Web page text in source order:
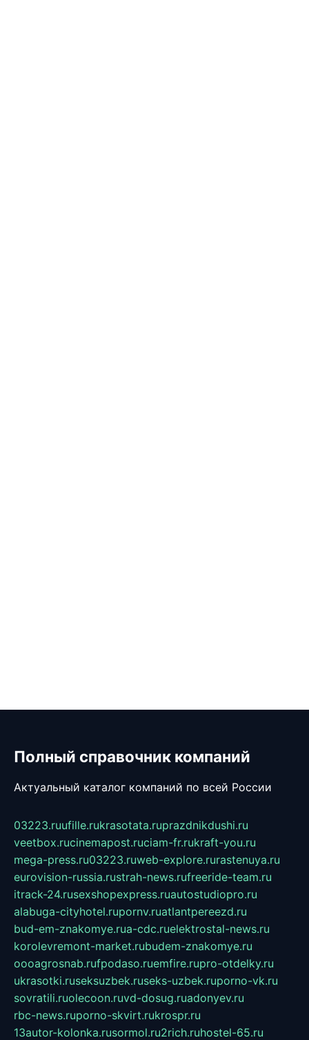
Полный справочник компаний
Актуальный каталог компаний по всей России
03223.ruufille.rukrasotata.ruprazdnikdushi.ru
veetbox.rucinemapost.ruciam-fr.rukraft-you.ru
mega-press.ru03223.ruweb-explore.rurastenuya.ru
eurovision-russia.rustrah-news.rufreeride-team.ru
itrack-24.rusexshopexpress.ruautostudiopro.ru
alabuga-cityhotel.rupornv.ruatlantpereezd.ru
bud-em-znakomye.rua-cdc.ruelektrostal-news.ru
korolevremont-market.rubudem-znakomye.ru
oooagrosnab.rufpodaso.ruemfire.rupro-otdelky.ru
ukrasotki.ruseksuzbek.ruseks-uzbek.ruporno-vk.ru
sovratili.ruolecoon.ruvd-dosug.ruadonyev.ru
rbc-news.ruporno-skvirt.rukrospr.ru
13autor-kolonka.rusormol.ru2rich.ruhostel-65.ru